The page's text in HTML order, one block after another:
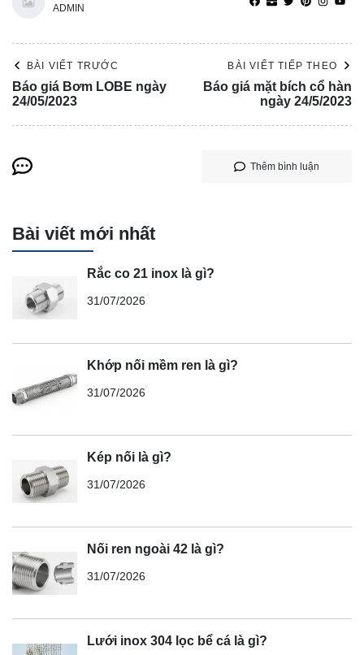
ADMIN
BÀI VIẾT TRƯỚC
Báo giá Bơm LOBE ngày
24/05/2023
BÀI VIẾT TIẾP THEO
Báo giá mặt bích cổ hàn
ngày 24/5/2023
Thêm bình luận
Bài viết mới nhất
Rắc co 21 inox là gì?
31/07/2026
Khớp nối mềm ren là gì?
31/07/2026
Kép nối là gì?
31/07/2026
Nối ren ngoài 42 là gì?
31/07/2026
Lưới inox 304 lọc bể cá là gì?